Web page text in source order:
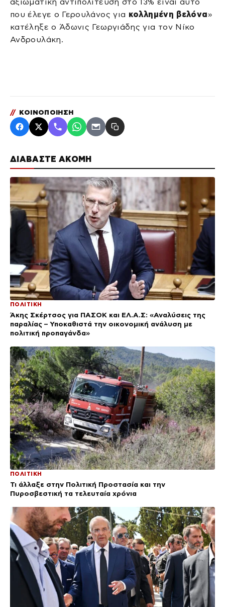
ΔΙΑΒΑΣΤΕ ΑΚΟΜΗ
ΠΟΛΙΤΙΚΗ
Άκης Σκέρτσος για ΠΑΣΟΚ και ΕΛ.Α.Σ: «Αναλύσεις της
παραλίας – Υποκαθιστά την οικονομική ανάλυση με
πολιτική προπαγάνδα»
ΠΟΛΙΤΙΚΗ
Τι άλλαξε στην Πολιτική Προστασία και την
Πυροσβεστική τα τελευταία χρόνια
που έλεγε ο Γερουλάνος για κολλημένη βελόνα»
κατέληξε ο Άδωνις Γεωργιάδης για τον Νίκο
Ανδρουλάκη.
// ΚΟΙΝΟΠΟΙΗΣΗ